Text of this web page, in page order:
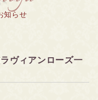
知らせ
ヴィアンローズ一